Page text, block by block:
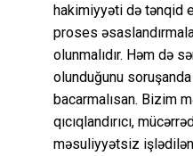
hakimiyyəti də tənqid
proses
olunmalıdır. Həm də
olunduğunu
bacarmalısan. Bizim
qıcıqlandırıcı,
məsuliyyətsiz